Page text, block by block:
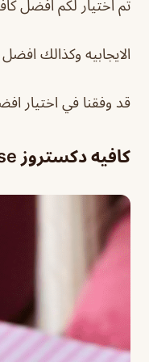
تم اختيار لكم افضل
الايجابيه وكذالك
قد وفقنا في اختيار
كافيه دكستروز Dextrose